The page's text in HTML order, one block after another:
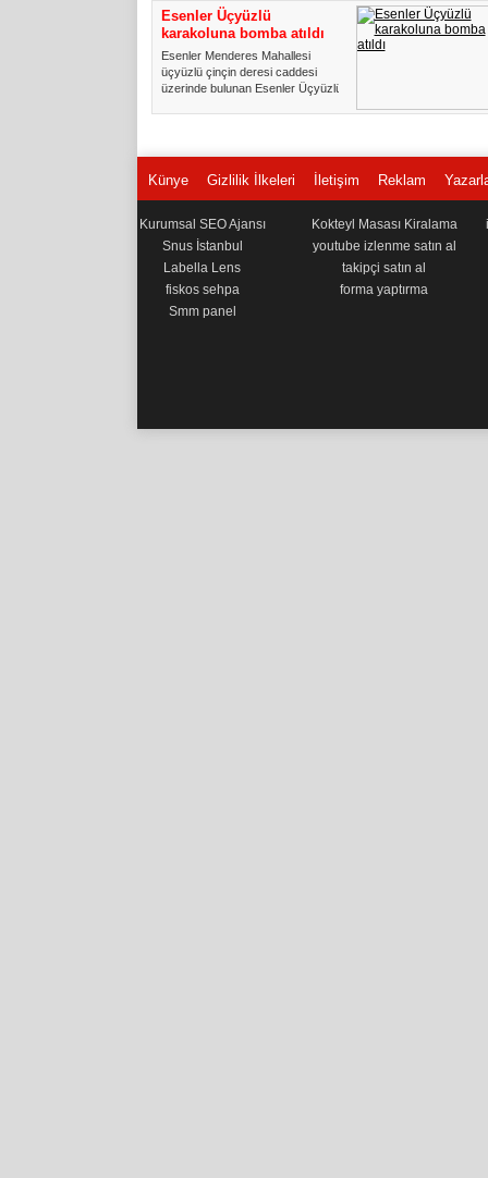
Esenler Üçyüzlü
karakoluna bomba atıldı
Esenler Menderes Mahallesi
üçyüzlü çinçin deresi caddesi
üzerinde bulunan Esenler Üçyüzlü
Künye Gizlilik İlkeleri İletişim Reklam
Kurumsal SEO Ajansı
Snus İstanbul
Labella Lens
fiskos sehpa
Smm panel
Kokteyl Masası Kiralama
youtube izlenme satın al
takipçi satın al
forma yaptırma